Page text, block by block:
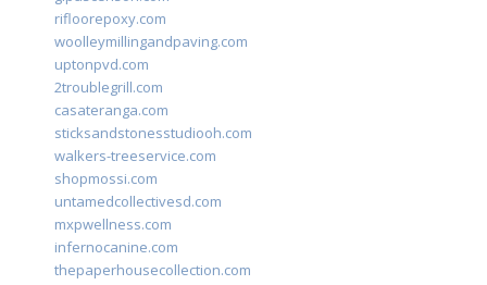
rifloorepoxy.com
woolleymillingandpaving.com
uptonpvd.com
2troublegrill.com
casateranga.com
sticksandstonesstudiooh.com
walkers-treeservice.com
shopmossi.com
untamedcollectivesd.com
mxpwellness.com
infernocanine.com
thepaperhousecollection.com